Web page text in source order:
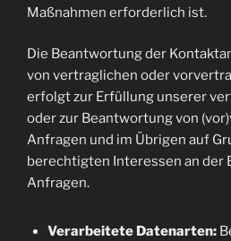
Maßnahmen erforderlich ist.
Die Beantwortung der
von vertraglichen oder
erfolgt zur Erfüllung unserer
oder zur Beantwortung von
Anfragen und im Übrigen auf
berechtigten Interessen an der
Anfragen.
Verarbeitete Datenarten: